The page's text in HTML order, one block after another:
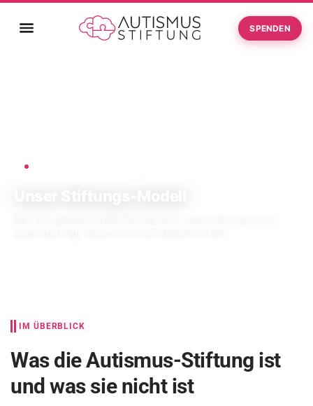
SPENDEN
IM ÜBERBLICK
Was die Autismus-Stiftung ist
und was sie nicht ist